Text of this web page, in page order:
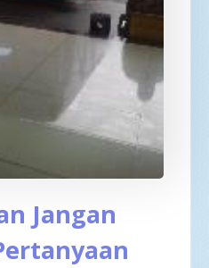
Jangan